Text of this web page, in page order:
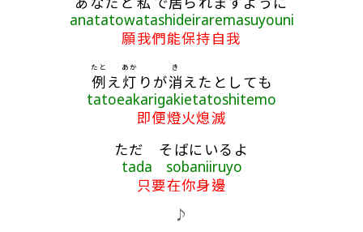
anatatowatashideiraremasuyouni
願我們能保持自我
例
たと
え灯
あか
りが消
き
えたとしても
tatoeakarigakietatoshitemo
即便燈火熄滅
ただ そばにいるよ
tada sobaniiruyo
只要在你身邊
♪